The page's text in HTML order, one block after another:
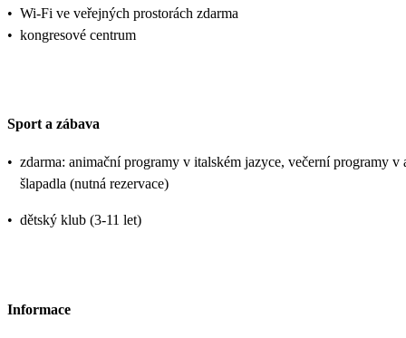
• Wi-Fi ve veřejných prostorách zdarma
• kongresové centrum
Sport a zábava
• zdarma: animační programy v italském jazyce, večerní programy
šlapadla (nutná rezervace)
• dětský klub (3-11 let)
Informace